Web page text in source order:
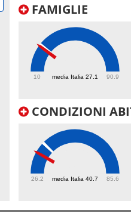
FAMIGLIE
media Italia 27.1
10 90.9
CONDIZIONI
media Italia 40.7
26.2 85.6